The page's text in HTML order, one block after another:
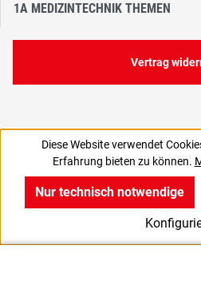
138,57 €
1A MEDIZINTECHNIK THEMEN
Vertrag
Diese Website verwendet
Erfahrung bieten zu können.
Nur technisch notwendige
v
Produkte